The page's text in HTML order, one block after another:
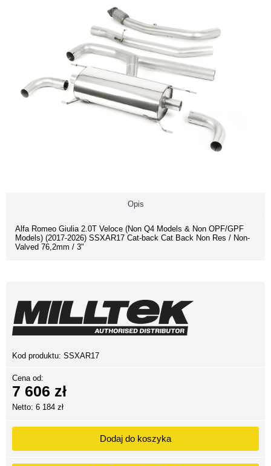
Opis
Alfa Romeo Giulia 2.0T Veloce (Non Q4 Models & Non OPF/GPF
Models) (2017-2026) SSXAR17 Cat-back Cat Back Non Res / Non-
Valved 76,2mm / 3"
Kod produktu: SSXAR17
Cena od:
7 606 zł
Netto: 6 184 zł
Dodaj do koszyka